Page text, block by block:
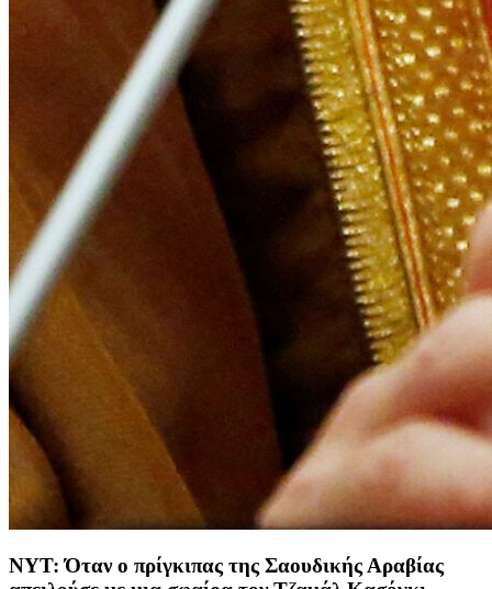
ΝΥΤ: Όταν ο πρίγκιπας της Σαουδικής Αραβίας